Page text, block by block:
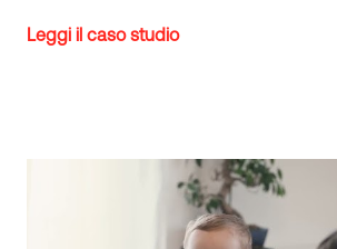
Leggi il caso studio